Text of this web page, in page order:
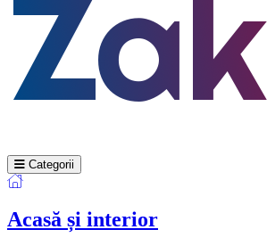
Categorii
Acasă și interior